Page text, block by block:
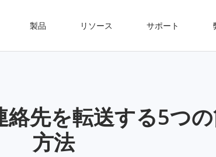
製品 リソース サポート
先を転送する5つ
方法